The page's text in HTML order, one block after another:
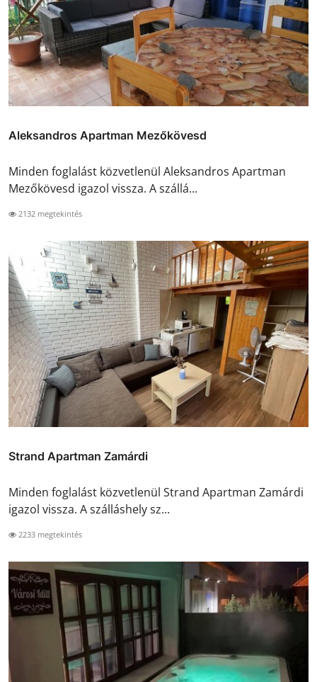
Aleksandros Apartman Mezőkövesd
Minden foglalást közvetlenül Aleksandros Apartman
Mezőkövesd igazol vissza. A szállá...
2132 megtekintés
Strand Apartman Zamárdi
Minden foglalást közvetlenül Strand Apartman Zamárdi
igazol vissza. A szálláshely sz...
2233 megtekintés